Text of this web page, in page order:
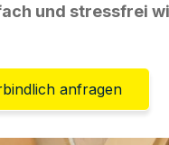
und stressfrei
anfragen